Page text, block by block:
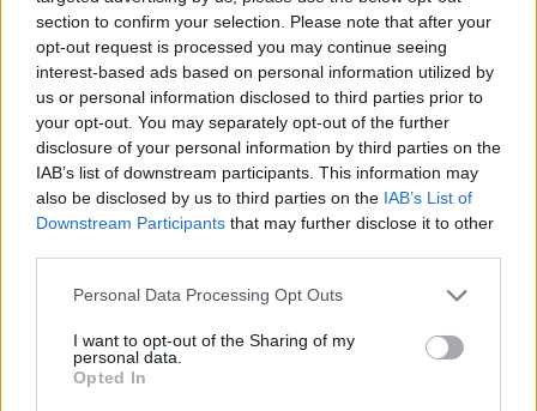
section to confirm your selection. Please note that after your
opt-out request is processed you may continue seeing
interest-based ads based on personal information utilized by
us or personal information disclosed to third parties prior to
your opt-out. You may separately opt-out of the further
disclosure of your personal information by third parties on the
IAB’s list of downstream participants. This information may
also be disclosed by us to third parties on the IAB’s List of
Downstream Participants that may further disclose it to other
Personal Data Processing Opt Outs
I want to opt-out of the Sharing of my
personal data.
Opted In
New Moon, incassi record
19/11/2009
In tv dietro le quinte di New
Moon
Fan e vip in delirio per i vampiri di
Twilight